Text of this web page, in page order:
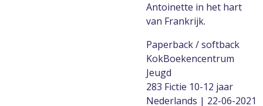
Antoinette in het hart
van Frankrijk.
Paperback / softback
KokBoekencentrum
Jeugd
283 Fictie 10-12 jaar
Nederlands | 22-06-2021